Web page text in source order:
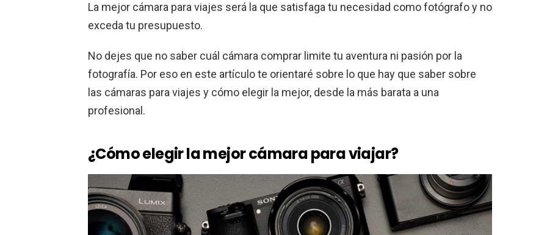
La mejor cámara para viajes será la que satisfaga tu necesidad como fotógrafo y no
exceda tu presupuesto.
No dejes que no saber cuál cámara comprar limite tu aventura ni pasión por la
fotografía. Por eso en este artículo te orientaré sobre lo que hay que saber sobre
las cámaras para viajes y cómo elegir la mejor, desde la más barata a una
profesional.
¿Cómo elegir la mejor cámara para viajar?